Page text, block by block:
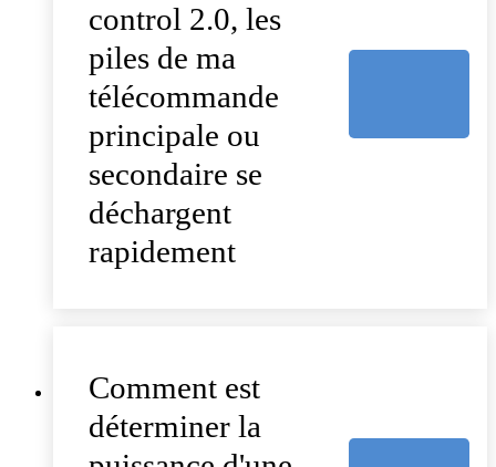
control 2.0, les
piles de ma
télécommande
principale ou
secondaire se
déchargent
rapidement
Comment est
déterminer la